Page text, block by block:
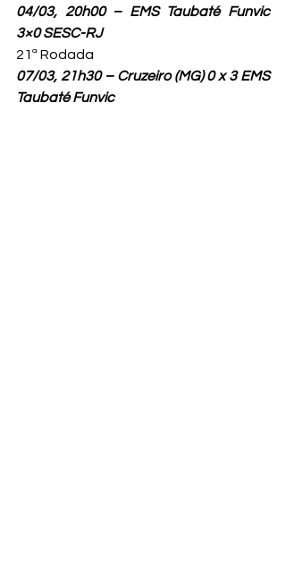
04/03, 20h00 – EMS Taubaté Funvic
3×0 SESC-RJ
07/03, 21h30 – Cruzeiro (MG) 0 x 3 EMS
Taubaté Funvic